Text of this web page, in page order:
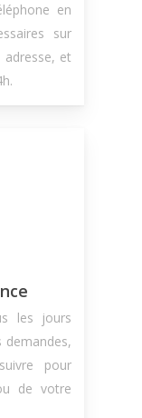
en
sur
et
les jours
pour
de votre